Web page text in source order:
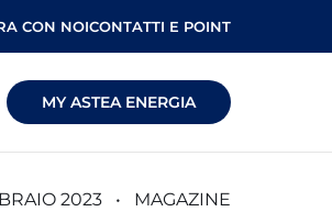
CON NOICONTATTI E POINT
MY ASTEA ENERGIA
2023 •
MAGAZINE